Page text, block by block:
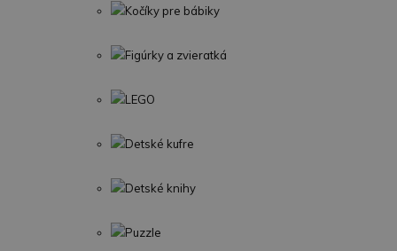
Kočíky pre bábiky
Figúrky a zvieratká
LEGO
Detské kufre
Detské knihy
Puzzle